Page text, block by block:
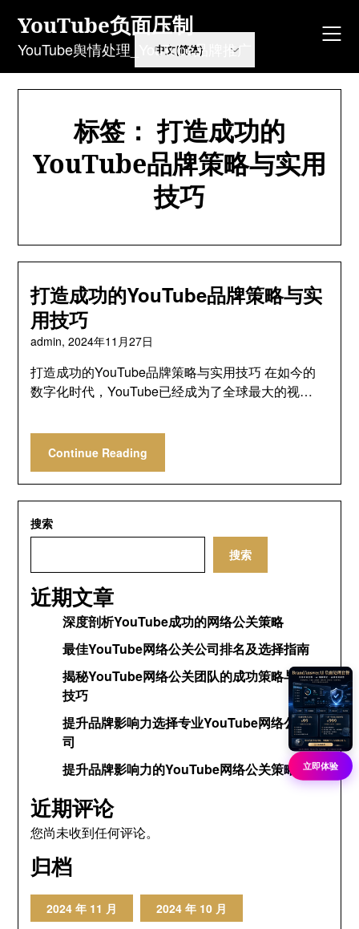
content
YouTube负面压制
YouTube舆情处理_YouTube品牌推广
标签：打造成功的
YouTube品牌策略与实用
技巧
打造成功的YouTube品牌策略与实
用技巧
admin,2024年11月27日
打造成功的YouTube品牌策略与实用技巧 在如今的
数字化时代，YouTube已经成为了全球最大的视…
Continue Reading
搜索
搜索
近期文章
深度剖析YouTube成功的网络公关策略
最佳YouTube网络公关公司排名及选择指南
揭秘YouTube网络公关团队的成功策略与运营
技巧
提升品牌影响力选择专业YouTube网络公关公
司
提升品牌影响力的YouTube网络公关策略
近期评论
您尚未收到任何评论。
归档
2024 年 11 月 2024 年 10 月
立即体验